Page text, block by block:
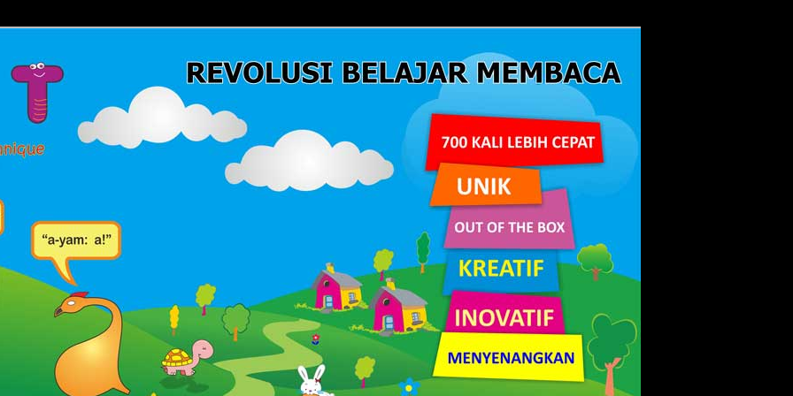
FAST
| Hub: 08233 100 4433